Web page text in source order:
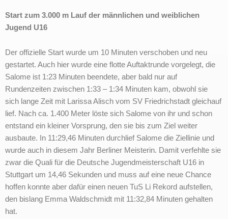
Start zum 3.000 m Lauf der männlichen und weiblichen
Jugend U16
Der offizielle Start wurde um 10 Minuten verschoben und neu
gestartet. Auch hier wurde eine flotte Auftaktrunde vorgelegt, die
Salome ist 1:23 Minuten beendete, aber bald nur auf
Rundenzeiten zwischen 1:33 – 1:34 Minuten kam, obwohl sie
sich lange Zeit mit Larissa Alisch vom SV Friedrichstadt gleichauf
lief. Nach ca. 1.400 Meter löste sich Salome von ihr und schon
entstand ein kleiner Vorsprung, den sie bis zum Ziel weiter
ausbaute. In 11:29,46 Minuten durchlief Salome die Ziellinie und
wurde auch in diesem Jahr Berliner Meisterin. Damit verfehlte sie
zwar die Quali für die Deutsche Jugendmeisterschaft U16 in
Stuttgart um 14,46 Sekunden und muss auf eine neue Chance
hoffen konnte aber dafür einen neuen TuS Li Rekord aufstellen,
den bislang Emma Waldschmidt mit 11:32,84 Minuten gehalten
hat.